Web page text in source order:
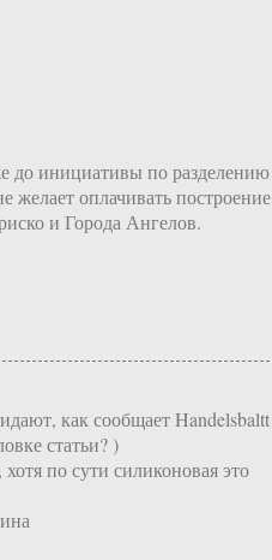
до инициативы по разделению
желает оплачивать построение
и Города Ангелов.
как сообщает Handelsbaltt
статьи? )
по сути силиконовая это